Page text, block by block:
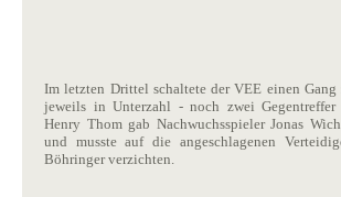
Im letzten Drittel schaltete der VEE einen
jeweils in Unterzahl - noch zwei Gegentreffer
Henry Thom gab Nachwuchsspieler Jonas
und musste auf die angeschlagenen
Böhringer verzichten.